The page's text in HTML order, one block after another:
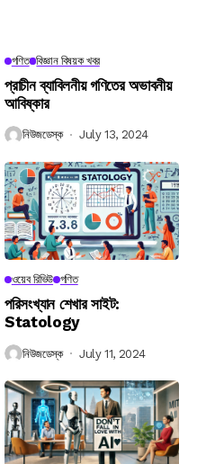
গণিত বিজ্ঞান বিষয়ক খবর
প্রাচীন ব্যাবিলনীয় গণিতের অভাবনীয়
আবিষ্কার
নিউজডেস্ক July 13, 2024
ওয়েব রিভিউ গণিত
পরিসংখ্যান শেখার সাইট:
Statology
নিউজডেস্ক July 11, 2024